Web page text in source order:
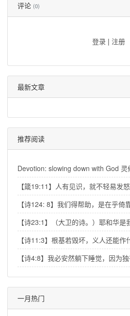
评论 (0)
登录 | 注册
最新文章
推荐阅读
Devotion: slowing down with God 灵
【箴19:11】人有见识，就不轻易发
【诗124: 8】我们得帮助，是在乎倚
【诗23:1】（大卫的诗。）耶和华是
【诗11:3】根基若毁坏，义人还能作
【诗4:8】我必安然躺下睡觉，因为
一月热门